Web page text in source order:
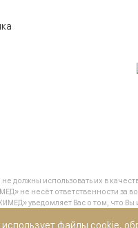
должны использовать их в
не несёт ответственности за
уведомляет Вас о том, что Вы
гарантий бесплатного
использует файлы cookie,